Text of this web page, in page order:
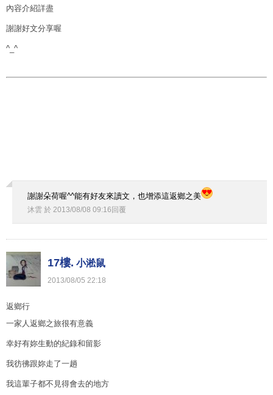
內容介紹詳盡
謝謝好文分享喔
^_^
謝謝朵荷喔^^能有好友來讀文，也增添這返鄉之美
沐雲 於 2013/08/08 09:16 回覆
17樓. 小淞鼠
2013/08/05 22:18
返鄉行
一家人返鄉之旅很有意義
幸好有妳生動的紀錄和留影
我彷彿跟妳走了一趟
我這輩子都不見得會去的地方